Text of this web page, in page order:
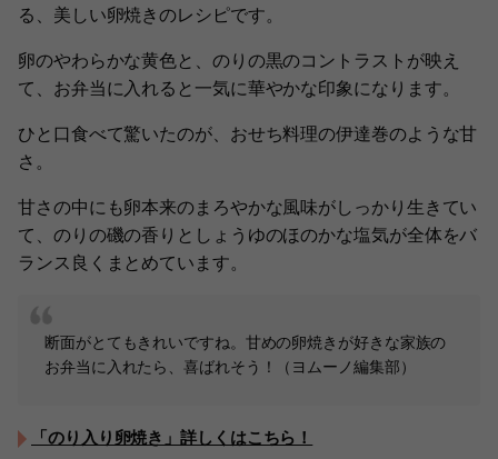
る、美しい卵焼きのレシピです。
卵のやわらかな黄色と、のりの黒のコントラストが映え
て、お弁当に入れると一気に華やかな印象になります。
ひと口食べて驚いたのが、おせち料理の伊達巻のような甘
さ。
甘さの中にも卵本来のまろやかな風味がしっかり生きてい
て、のりの磯の香りとしょうゆのほのかな塩気が全体をバ
ランス良くまとめています。
断面がとてもきれいですね。甘めの卵焼きが好きな家族の
お弁当に入れたら、喜ばれそう！（ヨムーノ編集部）
「のり入り卵焼き」詳しくはこちら！